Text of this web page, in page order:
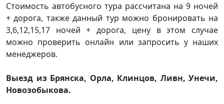
Стоимость автобусного тура рассчитана на 9 ночей
+ дорога, также данный тур можно бронировать на
3,6,12,15,17 ночей + дорога, цену в этом случае
можно проверить онлайн или запросить у наших
менеджеров.
Выезд из Брянска, Орла, Клинцов, Ливн, Унечи,
Новозобыкова.